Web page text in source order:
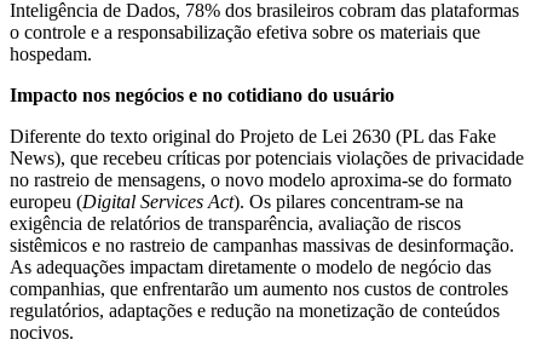
Inteligência de Dados, 78% dos brasileiros cobram das plataformas
o controle e a responsabilização efetiva sobre os materiais que
hospedam.
Impacto nos negócios e no cotidiano do usuário
Diferente do texto original do Projeto de Lei 2630 (PL das Fake
News), que recebeu críticas por potenciais violações de privacidade
no rastreio de mensagens, o novo modelo aproxima-se do formato
europeu (Digital Services Act). Os pilares concentram-se na
exigência de relatórios de transparência, avaliação de riscos
sistêmicos e no rastreio de campanhas massivas de desinformação.
As adequações impactam diretamente o modelo de negócio das
companhias, que enfrentarão um aumento nos custos de controles
regulatórios, adaptações e redução na monetização de conteúdos
nocivos.